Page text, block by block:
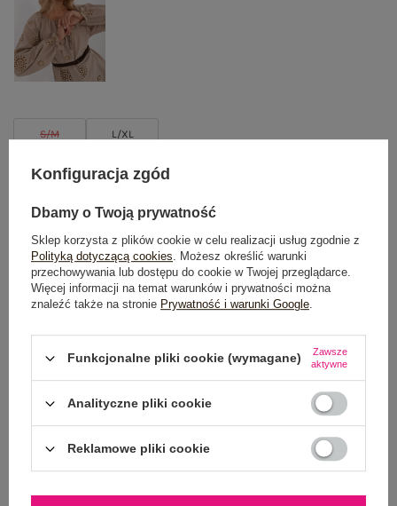
S/M L/XL
TABELA ROZMIARÓW
DODAJ DO KOSZYKA
Możesz kupić także poprzez:
100 dni na zwrot
Konfiguracja zgód
Dbamy o Twoją prywatność
Sklep korzysta z plików cookie w celu realizacji usług zgodnie z
Polityką dotyczącą cookies. Możesz określić warunki
przechowywania lub dostępu do cookie w Twojej przeglądarce.
Więcej informacji na temat warunków i prywatności można
znaleźć także na stronie Prywatność i warunki Google.
Funkcjonalne pliki cookie (wymagane)
Zawsze
aktywne
Analityczne pliki cookie
Reklamowe pliki cookie